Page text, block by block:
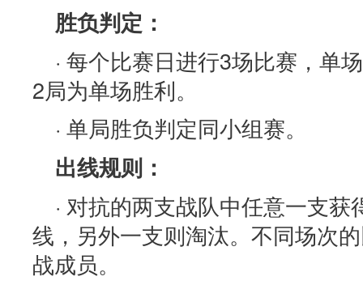
胜负判定：
· 每个比赛日进行3场比赛，单
2局为单场胜利。
· 单局胜负判定同小组赛。
出线规则：
· 对抗的两支战队中任意一支
线，另外一支则淘汰。不同场次
战成员。